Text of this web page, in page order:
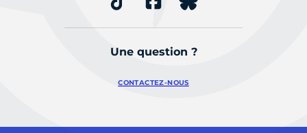
Une question ?
CONTACTEZ-NOUS